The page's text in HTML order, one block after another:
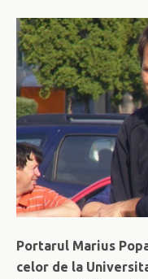
Portarul Marius
celor de la